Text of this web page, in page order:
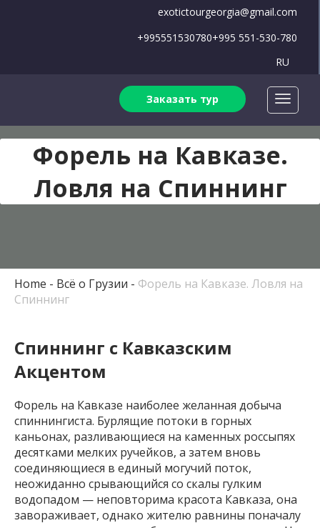
exotictourgeorgia@gmail.com
+995551530780+995 551-530-780
RU
Заказать тур
Форель на Кавказе.
Ловля на Спиннинг
Home Всё о Грузии
Форель на Кавказе. Ловля на
Спиннинг
Спиннинг с Кавказским
Акцентом
Форель на Кавказе наиболее желанная добыча
спиннингиста. Бурлящие потоки в горных
каньонах, разливающиеся на каменных россыпях
десятками мелких ручейков, а затем вновь
соединяющиеся в единый могучий поток,
неожиданно срывающийся со скалы гулким
водопадом — неповторима красота Кавказа, она
завораживает, однако жителю равнины поначалу